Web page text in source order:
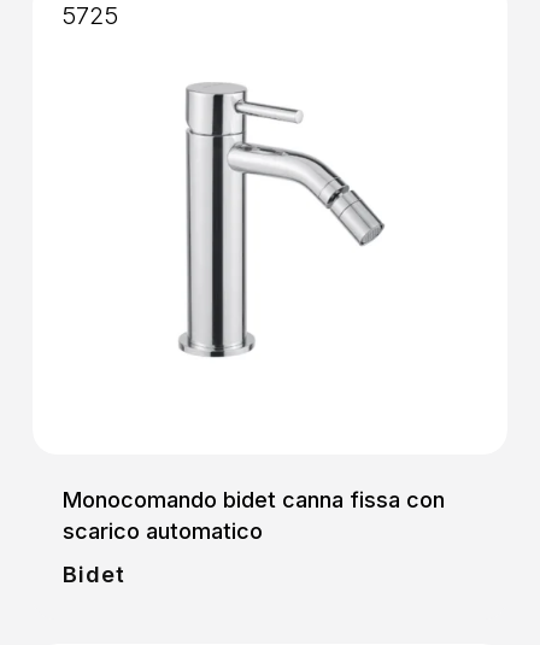
Monocomando bidet canna fissa con
scarico automatico
Bidet
5725